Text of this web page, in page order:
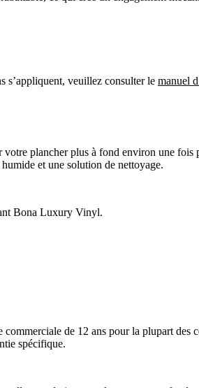
s’appliquent, veuillez consulter le manuel
plancher plus à fond environ une
et une solution de nettoyage.
Bona Luxury Vinyl.
de 12 ans pour la plupart des
spécifique.